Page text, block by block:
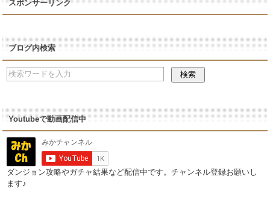
スポンサーリンク
ブログ内検索
Youtubeで動画配信中
ダンジョン攻略やガチャ結果など配信中です。チャンネル登録お願いし
ます♪